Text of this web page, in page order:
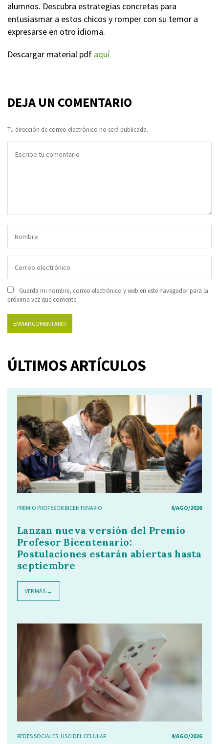
alumnos. Descubra estrategias concretas para
entusiasmar a estos chicos y romper con su temor a
expresarse en otro idioma.
Descargar material pdf aquí
DEJA UN COMENTARIO
Tu dirección de correo electrónico no será publicada.
Guarda mi nombre, correo electrónico y web en este navegador para la
próxima vez que comente.
ÚLTIMOS ARTÍCULOS
PREMIO PROFESOR BICENTENARIO 6/AGO/2026
Lanzan nueva versión del Premio
Profesor Bicentenario:
Postulaciones estarán abiertas hasta
septiembre
VER MÁS →
REDES SOCIALES, USO DEL CELULAR 4/AGO/2026